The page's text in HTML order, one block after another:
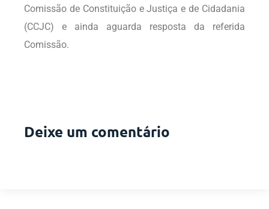
Comissão de Constituição e Justiça e de Cidadania
(CCJC) e ainda aguarda resposta da referida
Comissão.
Deixe um comentário